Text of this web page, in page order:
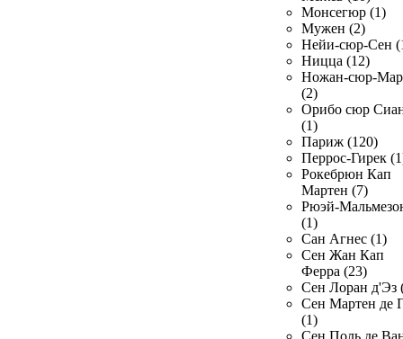
Монсегюр (1)
Мужен (2)
Нейи-сюр-Сен
Ницца (12)
Ножан-сюр-
(2)
Орибо сюр
(1)
Париж (120)
Перрос-Гирек
Рокебрюн Кап
Мартен (7)
Рюэй-
(1)
Сан Агнес (1)
Сен Жан Кап
Ферра (23)
Сен Лоран д'Эз
Сен Мартен де
(1)
Сен Поль де